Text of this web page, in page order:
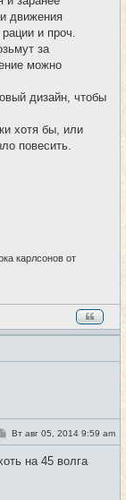
движения
и проч.
за
можно
дизайн, чтобы
хотя бы, или
повесить.
карлсонов от
#9
С
о
б
Вт авг 05, 2014 9:59 am
на 45 волга